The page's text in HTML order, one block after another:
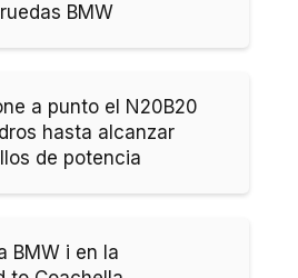
BMW
a punto el N20B20
hasta alcanzar
de potencia
BMW i en la